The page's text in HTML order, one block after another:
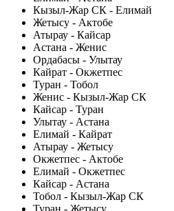
Кызыл-Жар СК - Елимай
Жетысу - Актобе
Атырау - Кайсар
Астана - Женис
Ордабасы - Улытау
Кайрат - Окжетпес
Туран - Тобол
Женис - Кызыл-Жар СК
Кайсар - Туран
Улытау - Астана
Елимай - Кайрат
Атырау - Жетысу
Окжетпес - Актобе
Елимай - Окжетпес
Кайсар - Астана
Тобол - Кызыл-Жар СК